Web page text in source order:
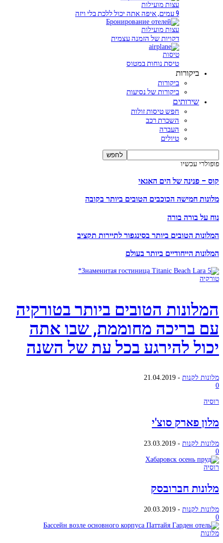
עצות מועילות
9 עמים, איפה אתה יכול ללכת בלי ויזה
עצות מועילות
דקויות של הזמנה עצמית
טיסות
טיסת נוחות במטוס
ביקורות
ביקורות
ביקורות של נסיעות
שירותים
חפש טיסות זולות
השכרת רכב
העברה
טיולים
פופולרי עכשיו
קוס – פנינה של הים האגאי
מלונות חמישה הכוכבים הטובים ביותר בקובה
נוח על בורה בורה
המלונות הטובים ביותר בסינגפור לתיירות תקציב
המלונות הייחודיים ביותר בעולם
טורקיה
המלונות הטובים ביותר בטורקיה
עם בריכה מחוממת, שבו אתה
יכול להירגע בכל עת של השנה
מלונות לקנות -
21.04.2019
0
רוסיה
מלון פארק סוצ'י
מלונות לקנות -
23.03.2019
0
רוסיה
מלונות חברובסק
מלונות לקנות -
20.03.2019
0
מלונות